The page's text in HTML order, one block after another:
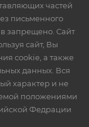
частей
письменного
запрещено. Сайт
сайт, Вы
cookie, а также
данных. Вся
характер и не
положениями
Федрации